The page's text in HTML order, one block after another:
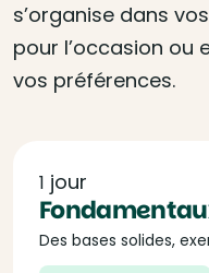
s’organise dans
pour l’occasion ou
vos préférences.
1 jour
Des bases solides,